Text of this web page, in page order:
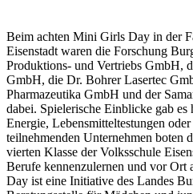
Beim achten Mini Girls Day in der
Eisenstadt waren die Forschung
Produktions- und Vertriebs GmbH,
GmbH, die Dr. Bohrer Lasertec
Pharmazeutika GmbH und der
dabei. Spielerische Einblicke gab
Energie, Lebensmitteltestungen
teilnehmenden Unternehmen boten
vierten Klasse der Volksschule
Berufe kennenzulernen und vor
Day ist eine Initiative des Landes